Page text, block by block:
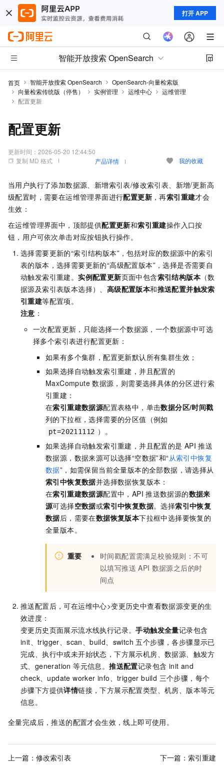
打开 APP
智能开放搜索 OpenSearch
首页 智能开放搜索 OpenSearch
OpenSearch-向量检索版
向量检索传统版（停售）
实例管理 运维中心
运维管理
配置更新
配置更新
更新时间： 2026-05-20 12:44:50
复制 MD 格式
产品详情 我的收藏
当用户执行了添加数据源、新增索引表/修改索引表、新增/更新高
级配置时，需要在运维管理界面进行配置更新 ，再索引重建才会
生效：
在运维管理界面中，顶部提供配置更新和索引重建操作入口按
钮，用户可依次单击对应按钮执行操作。
选择需要更新的“索引结构版本”，包括对应的数据源中的索引
表的版本，选择需要更新的“高级配置版本”，选择是否需要自
动触发索引重建。实例配置更新页面中包含索引结构版本 （数
据源及索引表版本选择）、 高级配置版本和推送配置并触发索
引重建等配置项。
注意 ：
一次配置更新，只能选择一个数据源，一个数据源中可选
择多个索引表进行配置更新：
如果有多个集群，配置更新默认所有集群生效；
如果选择自动触发索引重建，并且配置的
MaxCompute 数据源，则需要选择具体的分区进行索
引重建：
在索引重建数据源配置表格中，单击数据分区/时间戳
列的下拉框，选择需要的分区值（例如
pt=20211112 ）。
如果选择自动触发索引重建，并且配置的是 API 推送
数据源，数据来源可以选择“空数据”和“从索引中恢复
数据”，如需保留当前全量版本的全部数据，请选择从
索引中恢复数据并选择数据恢复版本：
在索引重建数据源配置中，API 推送数据源的数据来
源可选择空数据或索引中恢复数据。选择索引中恢复
数据后，需要在数据恢复版本下拉框中选择要恢复的
全量版本。
重要
时间戳配置需满足校验规则：不可
以填写推送 API 数据源之后的时
间点
推送配置后，可在运维中心>变更历史中查看数据源变更的生
效进度：
变更历史页面展示流水线执行记录。手动触发全量记录包含
init、trigger、scan、build、switch 五个步骤，各步骤显示已
完成、执行中或未开始状态，下方展示机房、数据源、触发方
式、generation 等元信息。推送配置记录包含 init and
check、update worker info、trigger build 三个步骤，每个
步骤下方提供详情链接，下方展示配置类型、机房、版本等元
信息。
全量完成后，推送的配置才会生效，线上即可使用。
上一篇： 修改索引表 下一篇： 索引重建